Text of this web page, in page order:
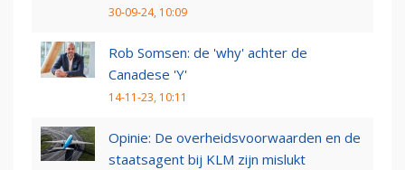
30-09-24, 10:09
Rob Somsen: de 'why' achter de
Canadese 'Y'
14-11-23, 10:11
Opinie: De overheidsvoorwaarden en de
staatsagent bij KLM zijn mislukt